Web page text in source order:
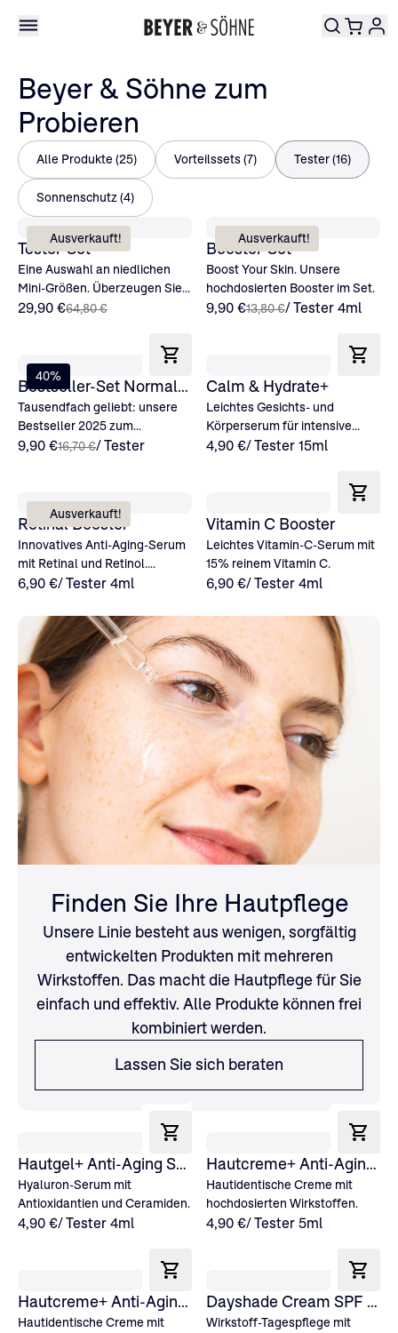
Beyer & Söhne zum
Probieren
Alle Produkte (25) Vorteilssets (7) Tester (16)
Sonnenschutz (4)
Ausverkauft!
Tester-Set
Eine Auswahl an niedlichen
Mini-Größen. Überzeugen Sie
sich selbst!
29,90 €64,80 €
Ausverkauft!
Booster-Set
Boost Your Skin. Unsere
hochdosierten Booster im Set.
9,90 €13,80 €/ Tester 4ml
40%
Bestseller-Set Normale Haut
Tausendfach geliebt: unsere
Bestseller 2025 zum
Sparpreis.
9,90 €16,70 €/ Tester
Calm & Hydrate+
Leichtes Gesichts- und
Körperserum für intensive
Feuchtigkeit und beruhigte
4,90 €/ Tester 15ml
Ausverkauft!
Retinal Booster
Innovatives Anti-Aging-Serum
mit Retinal und Retinol.
Wirksam und verträglich.
6,90 €/ Tester 4ml
Vitamin C Booster
Leichtes Vitamin-C-Serum mit
15% reinem Vitamin C.
6,90 €/ Tester 4ml
Finden Sie Ihre Hautpflege
Unsere Linie besteht aus wenigen, sorgfältig
entwickelten Produkten mit mehreren
Wirkstoffen. Das macht die Hautpflege für Sie
einfach und effektiv. Alle Produkte können frei
kombiniert werden.
Lassen Sie sich beraten
Hautgel+ Anti-Aging Serum
Hyaluron-Serum mit
Antioxidantien und Ceramiden.
4,90 €/ Tester 4ml
Hautcreme+ Anti-Aging Normale Haut
Hautidentische Creme mit
hochdosierten Wirkstoffen.
4,90 €/ Tester 5ml
Hautcreme+ Anti-Aging Trockene Haut
Hautidentische Creme mit
Dayshade Cream SPF 50
Wirkstoff-Tagespflege mit